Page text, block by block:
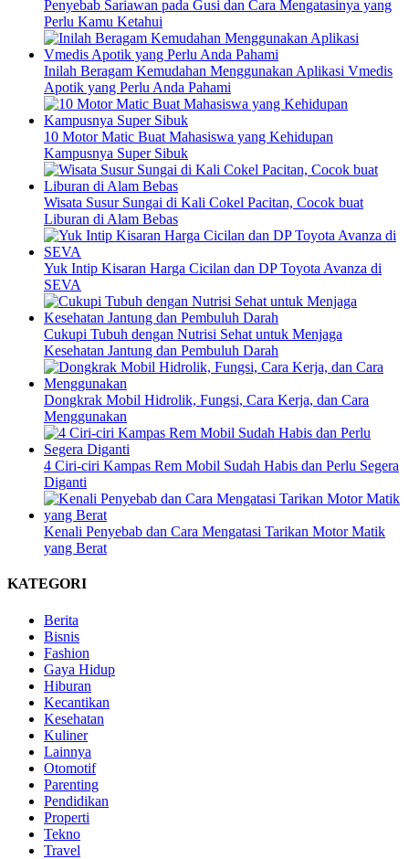
Penyebab Sariawan pada Gusi dan Cara Mengatasinya yang
Perlu Kamu Ketahui
Inilah Beragam Kemudahan Menggunakan Aplikasi Vmedis
Apotik yang Perlu Anda Pahami
10 Motor Matic Buat Mahasiswa yang Kehidupan
Kampusnya Super Sibuk
Wisata Susur Sungai di Kali Cokel Pacitan, Cocok buat
Liburan di Alam Bebas
Yuk Intip Kisaran Harga Cicilan dan DP Toyota Avanza di
SEVA
Cukupi Tubuh dengan Nutrisi Sehat untuk Menjaga
Kesehatan Jantung dan Pembuluh Darah
Dongkrak Mobil Hidrolik, Fungsi, Cara Kerja, dan Cara
Menggunakan
4 Ciri-ciri Kampas Rem Mobil Sudah Habis dan Perlu Segera
Diganti
Kenali Penyebab dan Cara Mengatasi Tarikan Motor Matik
yang Berat
KATEGORI
Berita
Bisnis
Fashion
Gaya Hidup
Hiburan
Kecantikan
Kesehatan
Kuliner
Lainnya
Otomotif
Parenting
Pendidikan
Properti
Tekno
Travel